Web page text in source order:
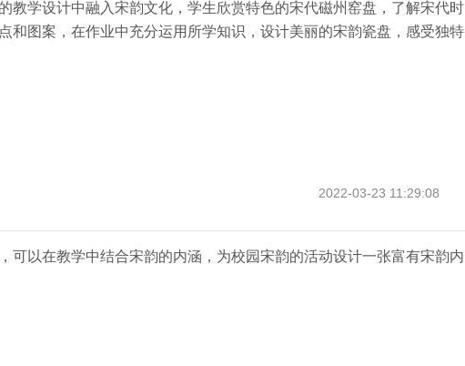
教学设计中融入宋韵文化，学生欣赏特色的宋代磁州窑盘，了解宋代时
和图案，在作业中充分运用所学知识，设计美丽的宋韵瓷盘，感受独特
2022-03-23 11:29:08
可以在教学中结合宋韵的内涵，为校园宋韵的活动设计一张富有宋韵内